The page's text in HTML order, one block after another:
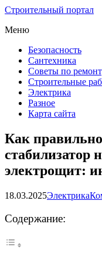
Строительный портал
Меню
Безопасность
Сантехника
Советы по
Строительные
Электрика
Разное
Карта сайта
Как
стабилизатор
электрощит:
18.03.2025Электрика
Содержание: